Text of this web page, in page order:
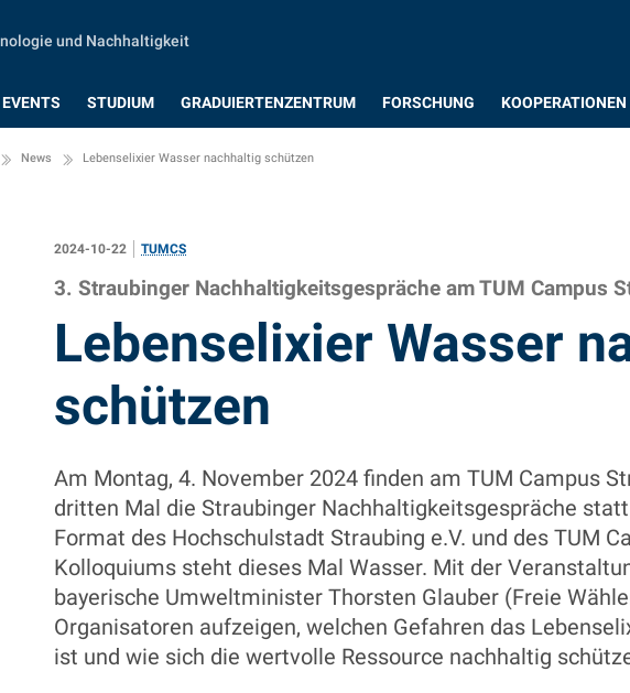
und Nachhaltigkeit
EVENTS STUDIUM GRADUIERTENZENTRUM FORSCHUNG KOOPERATIONEN
News Lebenselixier Wasser nachhaltig schützen
2024-10-22 TUMCS
3. Straubinger Nachhaltigkeitsgespräche am TUM Campus
:
Lebenselixier Wasser
schützen
Am Montag, 4. November 2024 finden am TUM Campus
dritten Mal die Straubinger Nachhaltigkeitsgespräche
Format des Hochschulstadt Straubing e.V. und des TUM
Kolloquiums steht dieses Mal Wasser. Mit der
bayerische Umweltminister Thorsten Glauber (Freie
Organisatoren aufzeigen, welchen Gefahren das
ist und wie sich die wertvolle Ressource nachhaltig